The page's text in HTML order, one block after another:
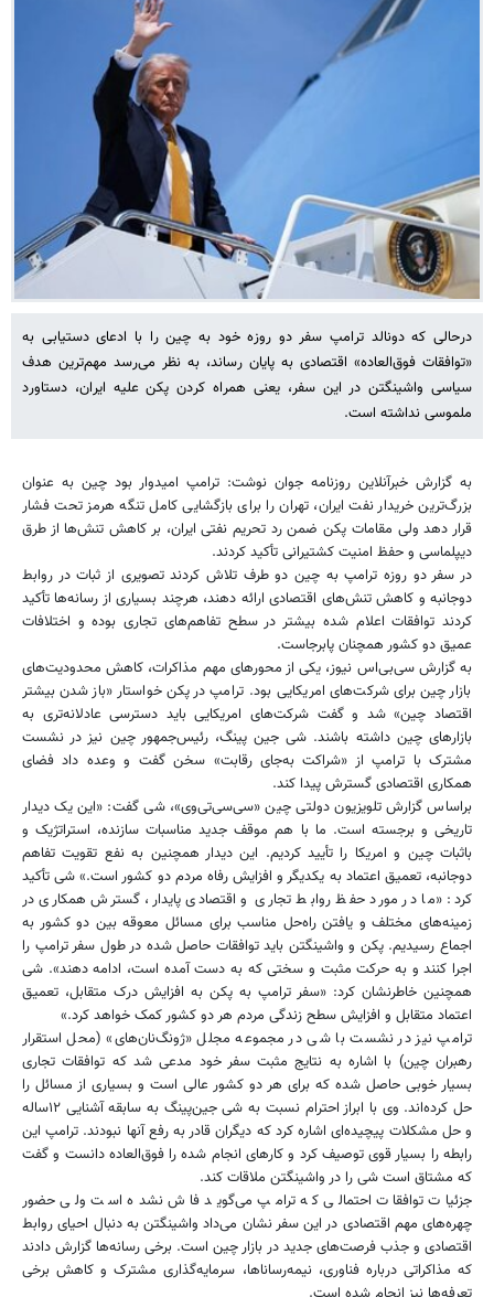
درحالی که دونالد ترامپ سفر دو روزه خود به چین را با ادعای دستیابی به
«توافقات فوق‌العاده» اقتصادی به پایان رساند، به نظر می‌رسد مهم‌ترین هدف
سیاسی واشینگتن در این سفر، یعنی همراه کردن پکن علیه ایران، دستاورد
ملموسی نداشته است.
به گزارش خبرآنلاین روزنامه جوان نوشت: ترامپ امیدوار بود چین به عنوان
بزرگ‌ترین خریدار نفت ایران، تهران را برای بازگشایی کامل تنگه هرمز تحت فشار
قرار دهد ولی مقامات پکن ضمن رد تحریم نفتی ایران، بر کاهش تنش‌ها از طرق
دیپلماسی و حفظ امنیت کشتیرانی تأکید کردند.
در سفر دو روزه ترامپ به چین دو طرف تلاش کردند تصویری از ثبات در روابط
دوجانبه و کاهش تنش‌های اقتصادی ارائه دهند، هرچند بسیاری از رسانه‌ها تأکید
کردند توافقات اعلام شده بیشتر در سطح تفاهم‌های تجاری بوده و اختلافات
عمیق دو کشور همچنان پابرجاست.
به گزارش سی‌بی‌اس نیوز، یکی از محورهای مهم مذاکرات، کاهش محدودیت‌های
بازار چین برای شرکت‌های امریکایی بود. ترامپ در پکن خواستار «باز شدن بیشتر
اقتصاد چین» شد و گفت شرکت‌های امریکایی باید دسترسی عادلانه‌تری به
بازارهای چین داشته باشند. شی جین پینگ، رئیس‌جمهور چین نیز در نشست
مشترک با ترامپ از «شراکت به‌جای رقابت» سخن گفت و وعده داد فضای
همکاری اقتصادی گسترش پیدا کند.
براساس گزارش تلویزیون دولتی چین «سی‌سی‌تی‌وی»، شی گفت: «این یک دیدار
تاریخی و برجسته است. ما با ‏هم موقف جدید مناسبات سازنده، استراتژیک و
باثبات چین و امریکا را تأیید کردیم. این دیدار همچنین به نفع ‏تقویت تفاهم
دوجانبه، تعمیق اعتماد به یکدیگر و افزایش رفاه مردم دو کشور است.» شی تأکید
کرد: «ما در مورد حفظ روابط تجاری و اقتصادی پایدار، گسترش همکاری در
زمینه‌های مختلف و یافتن راه‌حل مناسب برای مسائل معوقه بین دو کشور به
اجماع رسیدیم. پکن و واشینگتن باید توافقات حاصل شده در طول سفر ترامپ را
اجرا کنند و به حرکت مثبت و سختی که به دست آمده است، ادامه دهند». شی
همچنین خاطرنشان کرد: «سفر ترامپ به پکن به افزایش درک متقابل، تعمیق
اعتماد متقابل و افزایش سطح زندگی مردم هر دو کشور کمک خواهد کرد.»
ترامپ نیز در نشست با شی در مجموعه مجلل «ژونگ‌نان‌های» (محل استقرار
رهبران چین) با اشاره به نتایج مثبت ‏سفر خود مدعی شد که توافقات تجاری
بسیار خوبی حاصل شده که برای هر دو کشور عالی است و بسیاری از مسائل را
حل کرده‌اند. وی با ابراز ‏احترام نسبت به شی جین‌پینگ به سابقه آشنایی ۱۲ساله
و حل مشکلات پیچیده‌ای اشاره کرد که دیگران قادر به ‏رفع آنها نبودند. ترامپ این
رابطه را بسیار قوی توصیف کرد و کارهای انجام شده را فوق‌العاده دانست و گفت
که مشتاق است شی را در واشینگتن ملاقات کند.
جزئیات توافقات احتمالی که ترامپ می‌گوید فاش نشده است ولی حضور
چهره‌های مهم اقتصادی در این سفر نشان می‌داد واشینگتن به دنبال احیای روابط
اقتصادی و جذب فرصت‌های جدید در بازار چین است. برخی رسانه‌ها گزارش دادند
که مذاکراتی درباره فناوری، نیمه‌رساناها، سرمایه‌گذاری مشترک و کاهش برخی